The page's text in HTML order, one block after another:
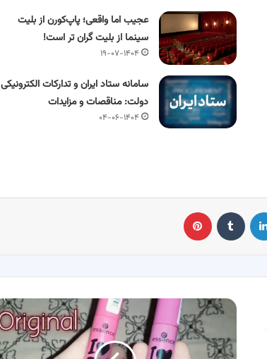
عجیب اما واقعی؛ پاپ‌کورن از بلیت
سینما از بلیت گران تر است!
۱۹-۰۷-۱۴۰۴
سامانه ستاد ایران و تدارکات الکترونیکی
دولت: مناقصات و مزایدات
۰۴-۰۶-۱۴۰۴
لینکدین ‫تامبلر
فرق
ریمل
اصل